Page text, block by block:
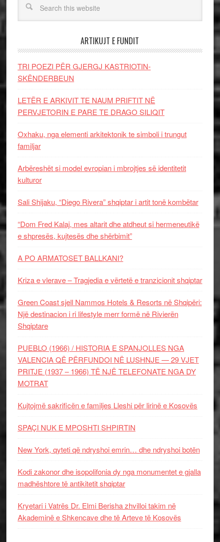
ARTIKUJT E FUNDIT
TRI POEZI PËR GJERGJ KASTRIOTIN-
SKËNDERBEUN
LETËR E ARKIVIT TE NAUM PRIFTIT NË
PERVJETORIN E PARE TE DRAGO SILIQIT
Oxhaku, nga elementi arkitektonik te simboli i trungut
familjar
Arbëreshët si model evropian i mbrojtjes së identitetit
kulturor
Sali Shijaku, “Diego Rivera” shqiptar i artit tonë kombëtar
“Dom Fred Kalaj, mes altarit dhe atdheut si hermeneutikë
e shpresës, kujtesës dhe shërbimit”
A PO ARMATOSET BALLKANI?
Kriza e vlerave – Tragjedia e vërtetë e tranzicionit shqiptar
Green Coast sjell Nammos Hotels & Resorts në Shqipëri:
Një destinacion i ri lifestyle merr formë në Rivierën
Shqiptare
PUEBLO (1966) / HISTORIA E SPANJOLLES NGA
VALENCIA QË PËRFUNDOI NË LUSHNJE — 29 VJET
PRITJE (1937 – 1966) TË NJË TELEFONATE NGA DY
MOTRAT
Kujtojmë sakrificën e familjes Lleshi për lirinë e Kosovës
SPAÇI NUK E MPOSHTI SHPIRTIN
New York, qyteti që ndryshoi emrin… dhe ndryshoi botën
Kodi zakonor dhe isopolifonia dy nga monumentet e gjalla
madhështore të antikitetit shqiptar
Kryetari i Vatrës Dr. Elmi Berisha zhvilloi takim në
Akademinë e Shkencave dhe të Arteve të Kosovës